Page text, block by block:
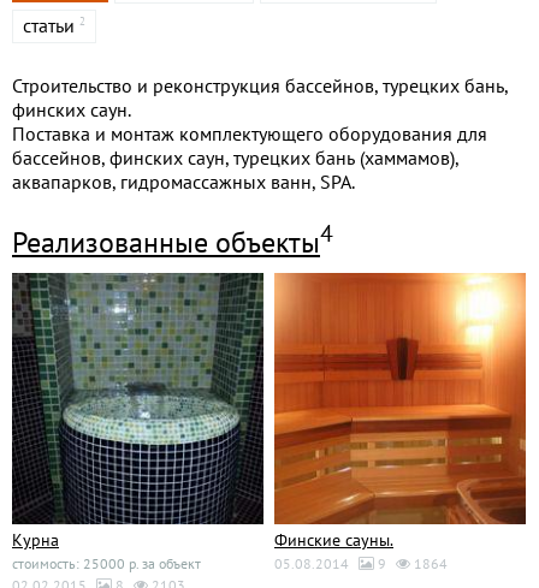
статьи 2
Строительство и реконструкция бассейнов, турецких бань,
финских саун.
Поставка и монтаж комплектующего оборудования для
бассейнов, финских саун, турецких бань (хаммамов),
аквапарков, гидромассажных ванн, SPA.
Реализованные объекты4
Курна
стоимость: 25000 р. за объект
Финские сауны.
05.08.2014 9 1864